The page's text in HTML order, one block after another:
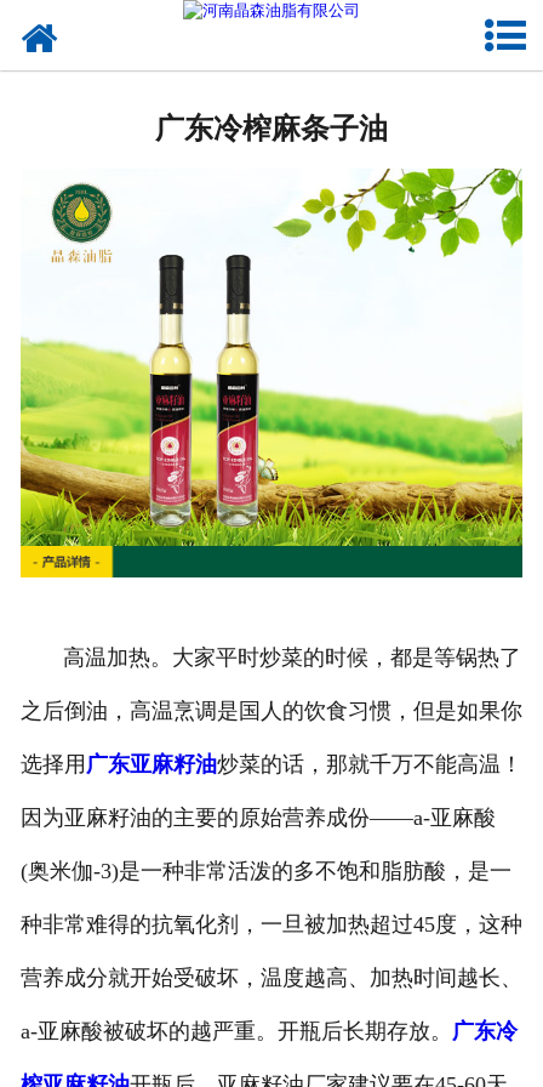
广东来料代工
广东冷榨麻条子油
高温加热。大家平时炒菜的时候，都是等锅热了
之后倒油，高温烹调是国人的饮食习惯，但是如果你
选择用 广东亚麻籽油炒菜的话，那就千万不能高温！
因为亚麻籽油的主要的原始营养成份——a-亚麻酸
(奥米伽-3)是一种非常活泼的多不饱和脂肪酸，是一
种非常难得的抗氧化剂，一旦被加热超过45度，这种
营养成分就开始受破坏，温度越高、加热时间越长、
a-亚麻酸被破坏的越严重。开瓶后长期存放。 广东冷